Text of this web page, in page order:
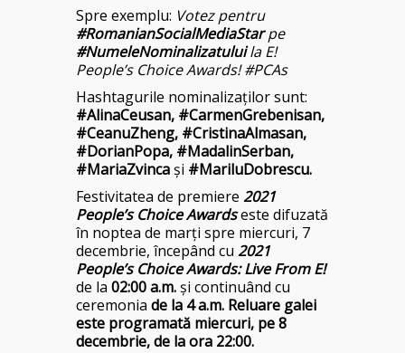
Spre exemplu: Votez pentru
#RomanianSocialMediaStarpe
#NumeleNominalizatuluila E!
People’s Choice Awards! #PCAs
Hashtagurile nominalizaților sunt:
#AlinaCeusan, #CarmenGrebenisan,
#CeanuZheng, #CristinaAlmasan,
#DorianPopa, #MadalinSerban,
#MariaZvincași #MariluDobrescu.
Festivitatea de premiere 2021
People’s Choice Awardseste difuzată
în noptea de marți spre miercuri, 7
decembrie, începând cu 2021
People’s Choice Awards: Live From E!
de la 02:00 a.m.și continuând cu
ceremonia de la 4 a.m. Reluare galei
este programată miercuri, pe 8
decembrie, de laora 22:00.